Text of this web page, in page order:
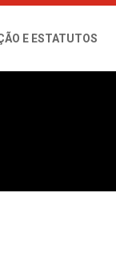
E ESTATUTOS